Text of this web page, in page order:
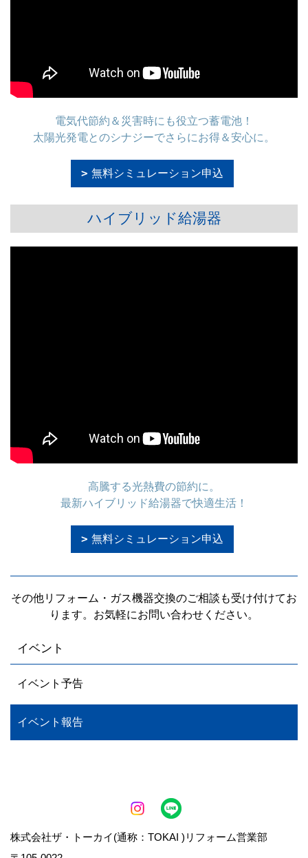
電気代節約＆災害時にも役立つ蓄電池！
太陽光発電とのシナジーでさらにお得＆安心に。
無料シミュレーション申込
ハイブリッド給湯器
高騰する光熱費の節約に。
最新ハイブリッド給湯器で快適生活！
無料シミュレーション申込
その他リフォーム・ガス機器交換のご相談も受け付けてお
ります。お気軽にお問い合わせください。
イベント
イベント予告
イベント報告
株式会社ザ・トーカイ(通称：TOKAI )リフォーム営業部